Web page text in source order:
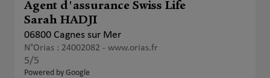
Agent d'assurance Swiss Life
Sarah HADJI
06800 Cagnes sur Mer
N°Orias : 24002082 - www.orias.fr
5/5
Powered by Google